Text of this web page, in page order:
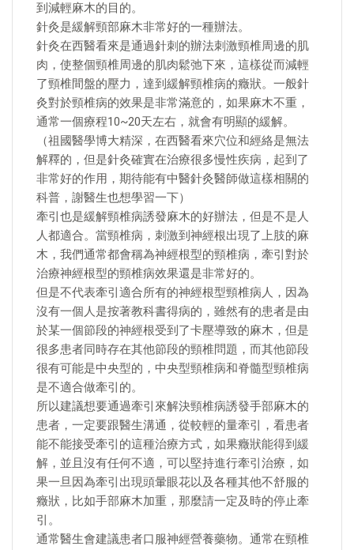
到減輕麻木的目的。
針灸是緩解頸部麻木非常好的一種辦法。
針灸在西醫看來是通過針刺的辦法刺激頸椎周邊的肌
肉，使整個頸椎周邊的肌肉鬆弛下來，這樣從而減輕
了頸椎間盤的壓力，達到緩解頸椎病的癥狀。一般針
灸對於頸椎病的效果是非常滿意的，如果麻木不重，
通常一個療程10~20天左右，就會有明顯的緩解。
（祖國醫學博大精深，在西醫看來穴位和經絡是無法
解釋的，但是針灸確實在治療很多慢性疾病，起到了
非常好的作用，期待能有中醫針灸醫師做這樣相關的
科普，謝醫生也想學習一下）
牽引也是緩解頸椎病誘發麻木的好辦法，但是不是人
人都適合。當頸椎病，刺激到神經根出現了上肢的麻
木，我們通常都會稱為神經根型的頸椎病，牽引對於
治療神經根型的頸椎病效果還是非常好的。
但是不代表牽引適合所有的神經根型頸椎病人，因為
沒有一個人是按著教科書得病的，雖然有的患者是由
於某一個節段的神經根受到了卡壓導致的麻木，但是
很多患者同時存在其他節段的頸椎問題，而其他節段
很有可能是中央型的，中央型頸椎病和脊髓型頸椎病
是不適合做牽引的。
所以建議想要通過牽引來解決頸椎病誘發手部麻木的
患者，一定要跟醫生溝通，從較輕的量牽引，看患者
能不能接受牽引的這種治療方式，如果癥狀能得到緩
解，並且沒有任何不適，可以堅持進行牽引治療，如
果一旦因為牽引出現頭暈眼花以及各種其他不舒服的
癥狀，比如手部麻木加重，那麼請一定及時的停止牽
引。
通常醫生會建議患者口服神經營養藥物。通常在頸椎